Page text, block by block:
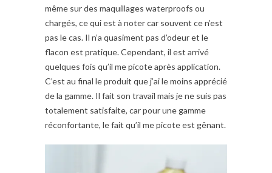
même sur des maquillages waterproofs ou
chargés, ce qui est à noter car souvent ce n’est
pas le cas. Il n’a quasiment pas d’odeur et le
flacon est pratique. Cependant, il est arrivé
quelques fois qu’il me picote après application.
C’est au final le produit que j’ai le moins apprécié
de la gamme. Il fait son travail mais je ne suis pas
totalement satisfaite, car pour une gamme
réconfortante, le fait qu’il me picote est gênant.